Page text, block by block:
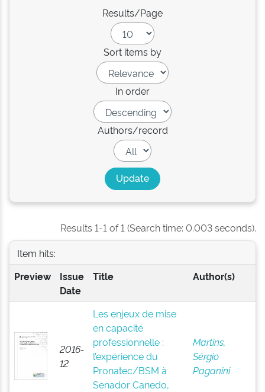
Results/Page
Sort items by
In order
Authors/record
Results 1-1 of 1 (Search time: 0.003 seconds).
Item hits:
Preview
Issue
Date
Title Author(s)
2016-
12
Les enjeux de mise
en capacité
professionnelle :
l’expérience du
Pronatec/BSM à
Senador Canedo,
Martins,
Sérgio
Paganini